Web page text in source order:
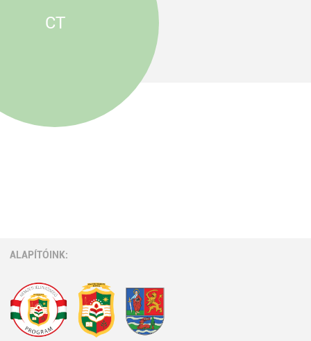
CT
ALAPÍTÓINK: